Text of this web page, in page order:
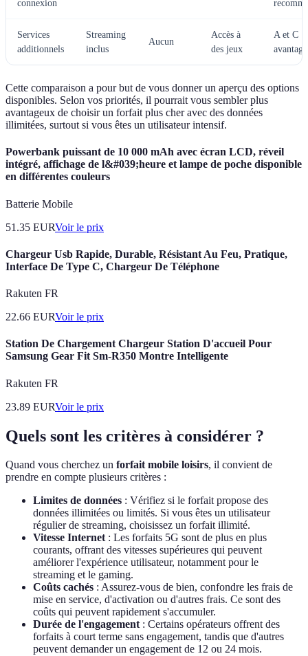
connexion
Services
additionnels
Streaming
inclus
Aucun
Accès à
des jeux
A et C
Cette comparaison a pour but de vous donner un aperçu des options
disponibles. Selon vos priorités, il pourrait vous sembler plus
avantageux de choisir un forfait plus cher avec des données
illimitées, surtout si vous êtes un utilisateur intensif.
Powerbank puissant de 10 000 mAh avec écran LCD, réveil
intégré, affichage de l&#039;heure et lampe de poche disponible
en différentes couleurs
Batterie Mobile
51.35 EURVoir le prix
Chargeur Usb Rapide, Durable, Résistant Au Feu, Pratique,
Interface De Type C, Chargeur De Téléphone
Rakuten FR
22.66 EURVoir le prix
Station De Chargement Chargeur Station D'accueil Pour
Samsung Gear Fit Sm-R350 Montre Intelligente
Rakuten FR
23.89 EURVoir le prix
Quels sont les critères à considérer ?
Quand vous cherchez un forfait mobile loisirs, il convient de
prendre en compte plusieurs critères :
Limites de données : Vérifiez si le forfait propose des
données illimitées ou limités. Si vous êtes un utilisateur
régulier de streaming, choisissez un forfait illimité.
Vitesse Internet: Les forfaits 5G sont de plus en plus
courants, offrant des vitesses supérieures qui peuvent
améliorer l'expérience utilisateur, notamment pour le
streaming et le gaming.
Coûts cachés : Assurez-vous de bien, confondre les frais de
mise en service, d'activation ou d'autres frais. Ce sont des
coûts qui peuvent rapidement s'accumuler.
Durée de l'engagement: Certains opérateurs offrent des
forfaits à court terme sans engagement, tandis que d'autres
peuvent demander un engagement de 12 ou 24 mois.